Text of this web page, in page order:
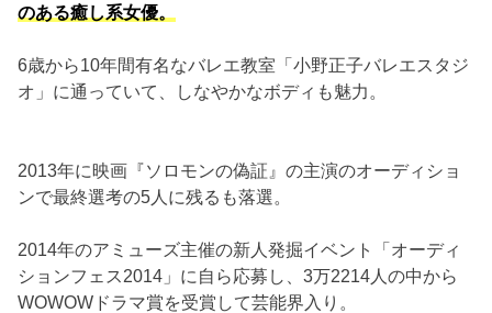
のある癒し系女優。
6歳から10年間有名なバレエ教室「小野正子バレエスタジ
オ」に通っていて、しなやかなボディも魅力。
2013年に映画『ソロモンの偽証』の主演のオーディショ
ンで最終選考の5人に残るも落選。
2014年のアミューズ主催の新人発掘イベント「オーディ
ションフェス2014」に自ら応募し、3万2214人の中から
WOWOWドラマ賞を受賞して芸能界入り。